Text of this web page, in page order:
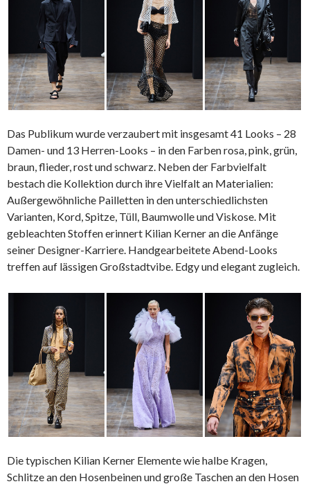
Das Publikum wurde verzaubert mit insgesamt 41 Looks – 28
Damen- und 13 Herren-Looks – in den Farben rosa, pink, grün,
braun, flieder, rost und schwarz. Neben der Farbvielfalt
bestach die Kollektion durch ihre Vielfalt an Materialien:
Außergewöhnliche Pailletten in den unterschiedlichsten
Varianten, Kord, Spitze, Tüll, Baumwolle und Viskose. Mit
gebleachten Stoffen erinnert Kilian Kerner an die Anfänge
seiner Designer-Karriere. Handgearbeitete Abend-Looks
treffen auf lässigen Großstadtvibe. Edgy und elegant zugleich.
Die typischen Kilian Kerner Elemente wie halbe Kragen,
Schlitze an den Hosenbeinen und große Taschen an den Hosen